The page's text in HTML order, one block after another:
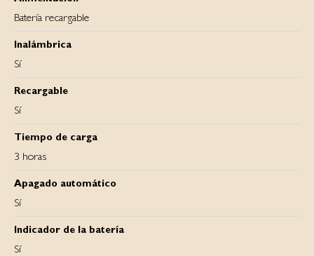
Batería recargable
Inalámbrica
Sí
Recargable
Sí
Tiempo de carga
3 horas
Apagado automático
Sí
Indicador de la batería
Sí